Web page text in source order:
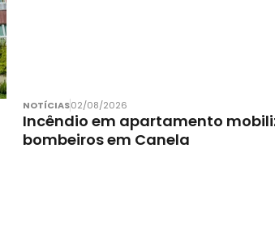
NOTÍCIAS02/08/2026
Incêndio em apartamento
bombeiros em Canela